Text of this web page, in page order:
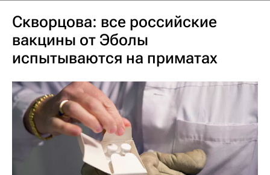
Скворцова: все российские
вакцины от Эболы
испытываются на приматах